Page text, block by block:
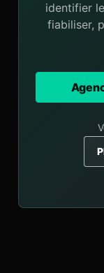
identifier
fiabiliser,